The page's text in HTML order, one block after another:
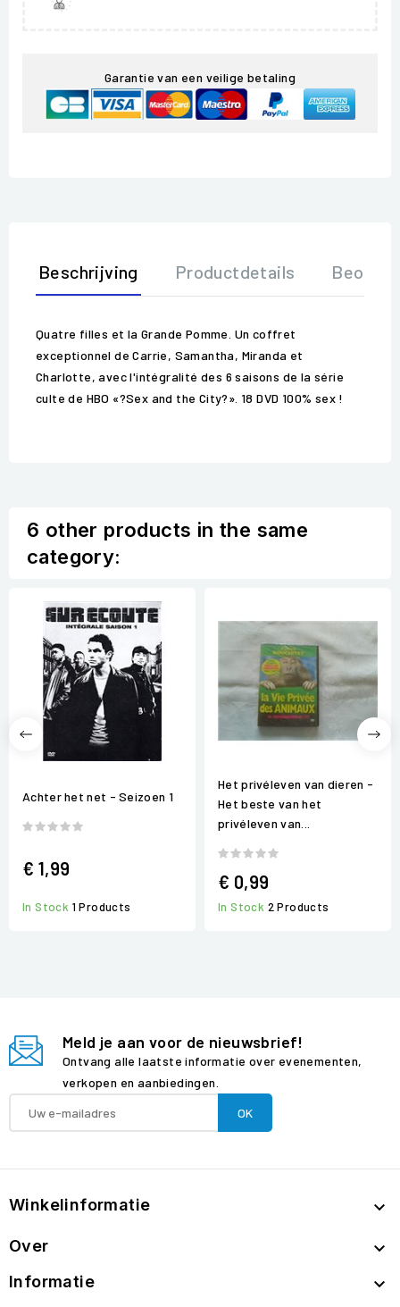
Garantie van een veilige betaling
Beschrijving Productdetails
Quatre filles et la Grande Pomme. Un coffret
exceptionnel de Carrie, Samantha, Miranda et
Charlotte, avec l'intégralité des 6 saisons de la série
culte de HBO «?Sex and the City?». 18 DVD 100% sex !
6 other products in the same
category:
Achter het net - Seizoen 1
€ 1,99
In Stock 1 Products
Het privéleven van dieren -
Het beste van het
privéleven van...
€ 0,99
In Stock 2 Products
Meld je aan voor de nieuwsbrief!
Ontvang alle laatste informatie over evenementen,
verkopen en aanbiedingen.
Winkelinformatie 
Over 
Informatie 